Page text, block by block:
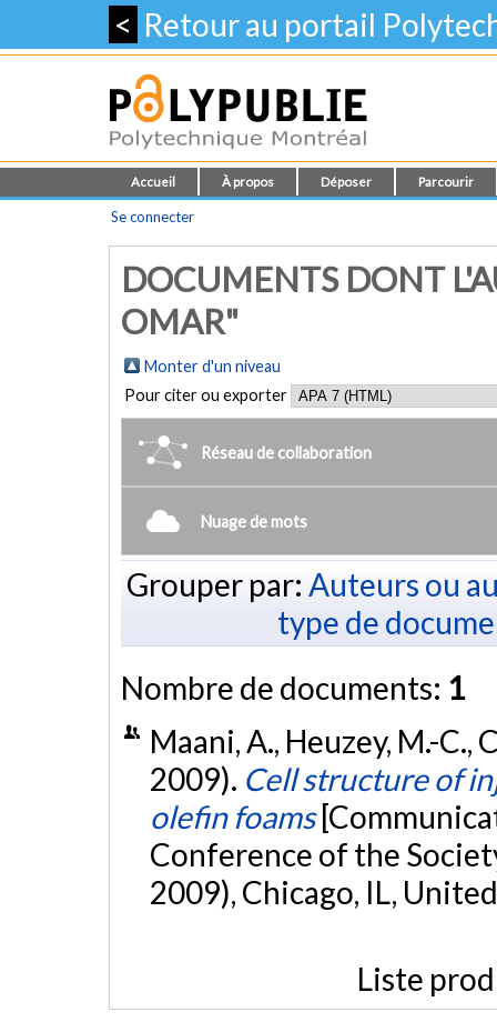
< Retour au portail
Accueil À propos Déposer Parcourir
Se connecter
DOCUMENTS DONT
OMAR"
Monter d'un niveau
Pour citer ou exporter
Réseau de collaboration
Nuage de mots
Grouper par: Auteurs ou
type de
Nombre de documents: 1
Maani, A., Heuzey, M.-C.,
2009). Cell structure of
olefin foams
Conference of the
2009), Chicago, IL,
Liste